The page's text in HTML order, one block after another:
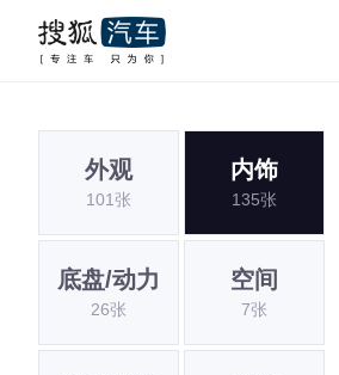
外观
101张
内饰
135张
底盘/动力
26张
空间
7张